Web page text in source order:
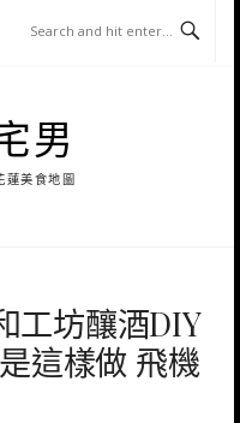
男
蓮美食地圖
工坊釀酒DIY
這樣做 飛機